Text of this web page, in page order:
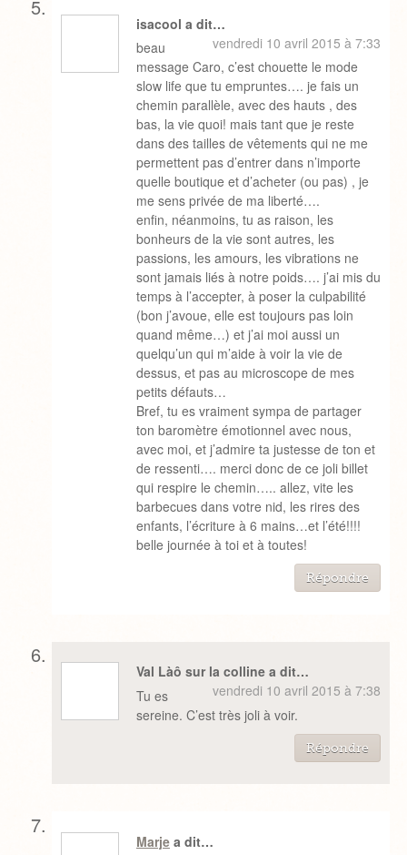
isacool a dit…
vendredi 10 avril 2015 à 7:33
beau
message Caro, c’est chouette le mode
slow life que tu empruntes…. je fais un
chemin parallèle, avec des hauts , des
bas, la vie quoi! mais tant que je reste
dans des tailles de vêtements qui ne me
permettent pas d’entrer dans n’importe
quelle boutique et d’acheter (ou pas) , je
me sens privée de ma liberté….
enfin, néanmoins, tu as raison, les
bonheurs de la vie sont autres, les
passions, les amours, les vibrations ne
sont jamais liés à notre poids…. j’ai mis du
temps à l’accepter, à poser la culpabilité
(bon j’avoue, elle est toujours pas loin
quand même…) et j’ai moi aussi un
quelqu’un qui m’aide à voir la vie de
dessus, et pas au microscope de mes
petits défauts…
Bref, tu es vraiment sympa de partager
ton baromètre émotionnel avec nous,
avec moi, et j’admire ta justesse de ton et
de ressenti…. merci donc de ce joli billet
qui respire le chemin….. allez, vite les
barbecues dans votre nid, les rires des
enfants, l’écriture à 6 mains…et l’été!!!!
belle journée à toi et à toutes!
Répondre
Val Làô sur la colline a dit…
vendredi 10 avril 2015 à 7:38
Tu es
sereine. C’est très joli à voir.
Répondre
Marjea dit…